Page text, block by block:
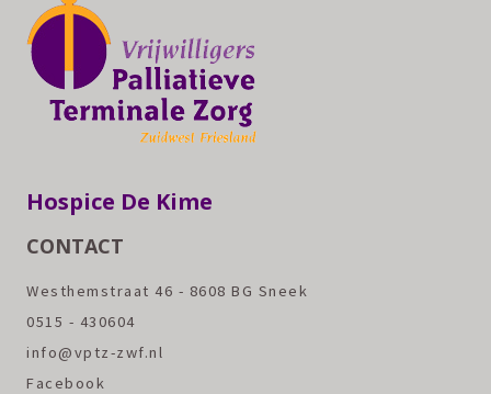
Hospice De Kime
CONTACT
Westhemstraat 46 - 8608 BG Sneek
0515 - 430604
info@vptz-zwf.nl
Facebook